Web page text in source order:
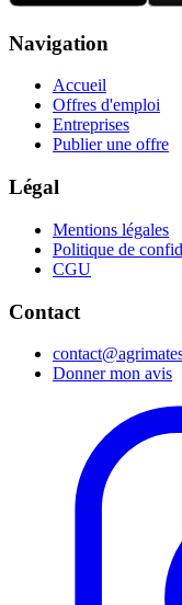
Navigation
Accueil
Offres d'emploi
Entreprises
Publier une offre
Légal
Mentions légales
Politique de
CGU
Contact
Donner mon avis